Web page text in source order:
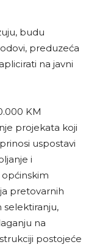
budu
preduzeća
na javni
KM
projekata koji
uspostavi
i
pretovarnih
selektiranju,
na
postojeće